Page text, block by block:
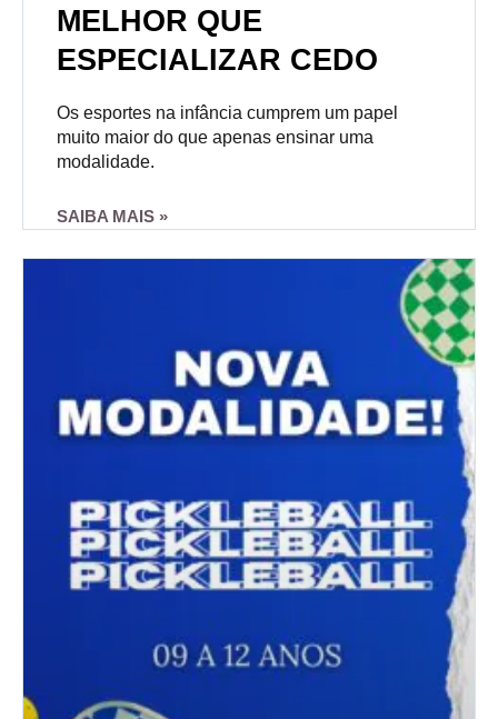
MELHOR QUE
ESPECIALIZAR CEDO
Os esportes na infância cumprem um papel
muito maior do que apenas ensinar uma
modalidade.
SAIBA MAIS »